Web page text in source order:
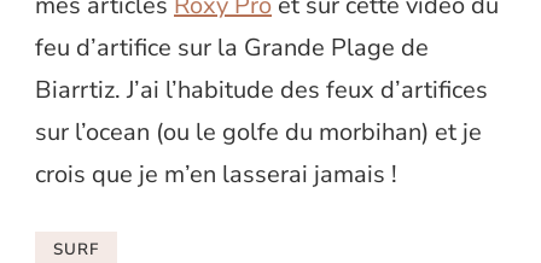
feu d’artifice sur la Grande Plage de
Biarrtiz. J’ai l’habitude des feux d’artifices
sur l’ocean (ou le golfe du morbihan) et je
crois que je m’en lasserai jamais !
SURF